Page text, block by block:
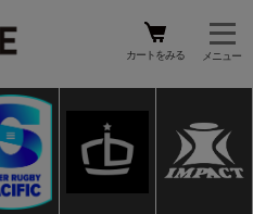
カートをみる